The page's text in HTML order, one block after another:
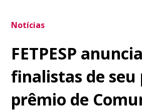
Notícias
FETPESP
finalistas de
prêmio de